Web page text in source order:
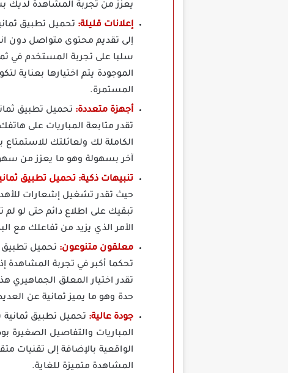
يعزز من تجربة المشاهدة لديك
إعلانات قليلة: تحميل تطبيق
إلى تقديم محتوى متواصل دون
سلبا على تجربة المستخدم في
الموجودة يتم اختيارها
المستمرة.
أجهزة متعددة: تحميل تطبيق
تقدر متابعة المباريات على
الكاملة لك ولعائلتك
آخر بسهولة وهو ما يعزز من
تنبيهات ذكية: تحميل تطبيق
تبقيك على اطلاع دائم حتى
الأمر الذي يزيد من تفاعلك مع
معلقون متنوعون:
تحكما أكبر في تجربة المشاهدة
تقدر اختيار المعلق الجماهيري
حدة وهو ما يميز ثمانية عن
جودة عالية: تحميل تطبيق
المباريات والتفاصيل الصغيرة
الواقعية بالإضافة إلى
المشاهدة متميزة للغاية.